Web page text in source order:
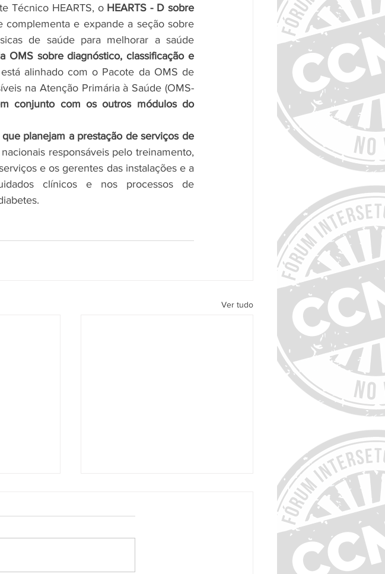
Técnico HEARTS, o HEARTS - D sobre
complementa e expande a seção sobre
de saúde para melhorar a saúde
OMS sobre diagnóstico, classificação e
alinhado com o Pacote da OMS de
na Atenção Primária à Saúde (OMS-
conjunto com os outros módulos do
planejam a prestação de serviços de
responsáveis ​​pelo treinamento,
e os gerentes das instalações e a
clínicos e nos processos de
Ver tudo